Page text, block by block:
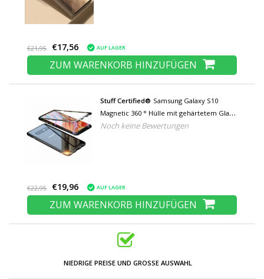
€21,95 €17,56 AUF LAGER
ZUM WARENKORB HINZUFÜGEN
Stuff Certified® Samsung Galaxy S10
Magnetic 360 ° Hülle mit gehärtetem Glas -
Ganzkörperhülle + schwarze
Noch keine Bewertungen
€22,95 €19,96 AUF LAGER
ZUM WARENKORB HINZUFÜGEN
NIEDRIGE PREISE UND GROSSE AUSWAHL